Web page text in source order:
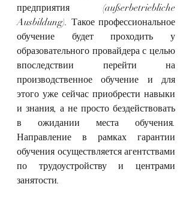
предприятия (außerbetriebliche
Ausbildung). Такое профессиональное
обучение будет проходить у
образовательного провайдера с целью
впоследствии перейти на
производственное обучение и для
этого уже сейчас приобрести навыки
и знания, а не просто бездействовать
в ожидании места обучения.
Направление в рамках гарантии
обучения осуществляется агентствами
по трудоустройству и центрами
занятости.